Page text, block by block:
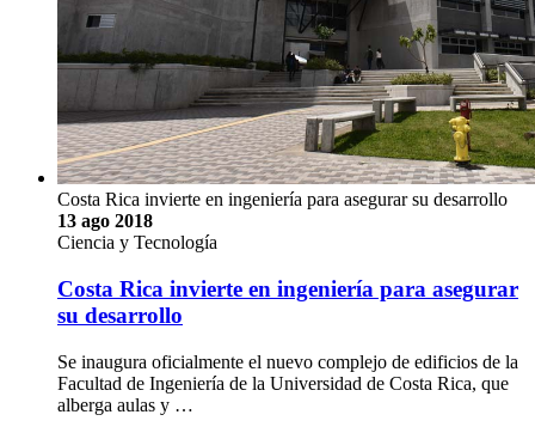
Costa Rica invierte en ingeniería para asegurar su desarrollo
13 ago 2018
Ciencia y Tecnología
Costa Rica invierte en ingeniería para asegurar
su desarrollo
Se inaugura oficialmente el nuevo complejo de edificios de la
Facultad de Ingeniería de la Universidad de Costa Rica, que
alberga aulas y …